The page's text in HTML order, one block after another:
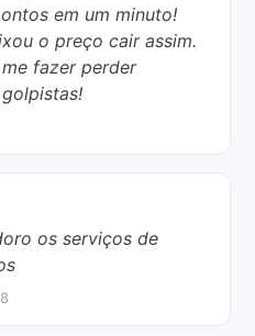
em um minuto!
o preço cair assim.
fazer perder
os serviços de